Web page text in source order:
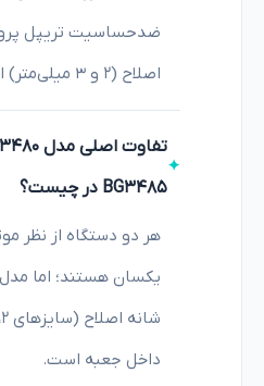
اصلاح (۲ و ۳ میلی‌متر) است.
BG3485 در چیست؟
هر دو دستگاه از نظر
داخل جعبه است.